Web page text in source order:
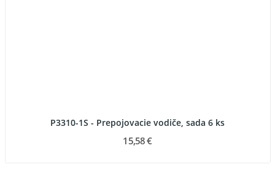
P3310-1S - Prepojovacie vodiče, sada 6 ks
15,58 €